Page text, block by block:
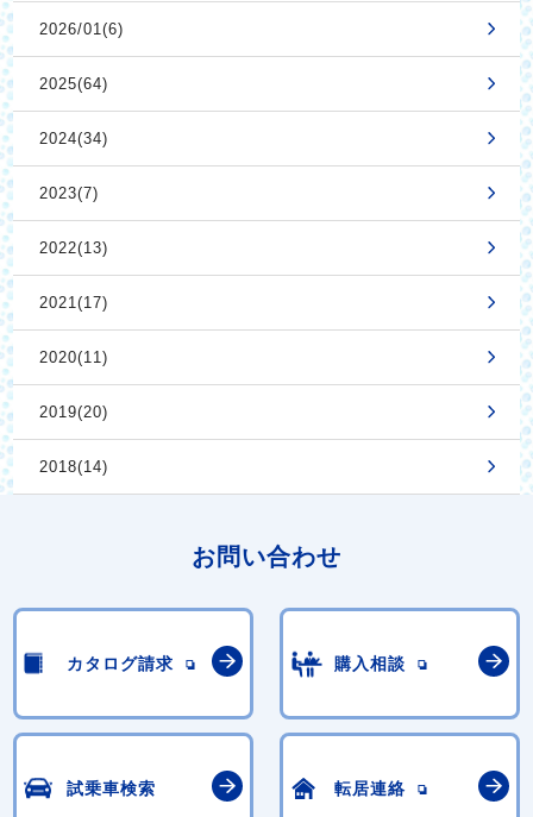
2026/01(6)
2025(64)
2024(34)
2023(7)
2022(13)
2021(17)
2020(11)
2019(20)
2018(14)
お問い合わせ
カタログ請求 購入相談
試乗車検索 転居連絡